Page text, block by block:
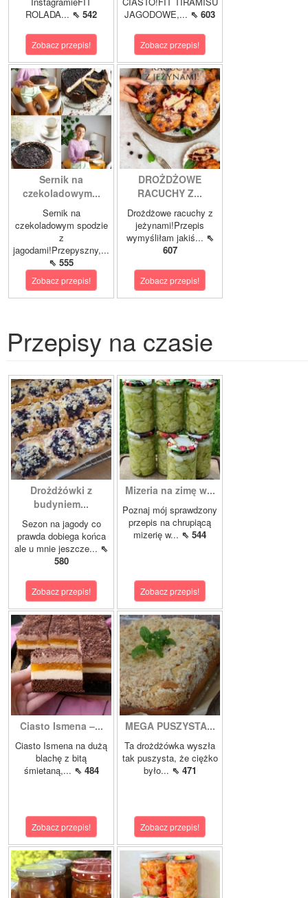
ROLADA... ⇖ 542
Zobacz przepis!
JAGODOWE,... ⇖ 603
Zobacz przepis!
Sernik na
czekoladowym...
Sernik na
czekoladowym spodzie
z
jagodami!Przepyszny,...
⇖ 555
Zobacz przepis!
DROŻDŻOWE
RACUCHY Z...
Drożdżowe racuchy z
jeżynami!Przepis
wymyśliłam jakiś... ⇖
607
Zobacz przepis!
Przepisy na czasie
Drożdżówki z
budyniem...
Sezon na jagody co
prawda dobiega końca
ale u mnie jeszcze... ⇖
580
Zobacz przepis!
Mizeria na zimę w...
Poznaj mój sprawdzony
przepis na chrupiącą
mizerię w... ⇖ 544
Zobacz przepis!
Ciasto Ismena –...
Ciasto Ismena na dużą
blachę z bitą
śmietaną,... ⇖ 484
Zobacz przepis!
MEGA PUSZYSTA...
Ta drożdżówka wyszła
tak puszysta, że ciężko
było... ⇖ 471
Zobacz przepis!